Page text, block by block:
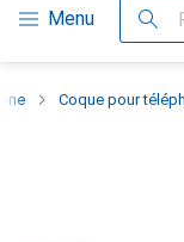
Navigation par
Menu
Coque pour